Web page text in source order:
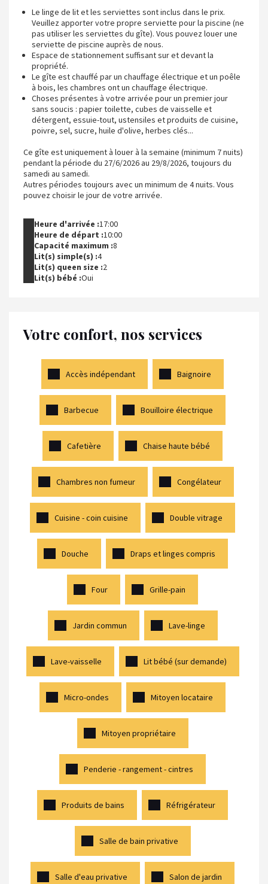
Le linge de lit et les serviettes sont inclus dans le prix.
Veuillez apporter votre propre serviette pour la piscine (ne
pas utiliser les serviettes du gîte). Vous pouvez louer une
serviette de piscine auprès de nous.
Espace de stationnement suffisant sur et devant la
propriété.
Le gîte est chauffé par un chauffage électrique et un poêle
à bois, les chambres ont un chauffage électrique.
Choses présentes à votre arrivée pour un premier jour
sans soucis : papier toilette, cubes de vaisselle et
détergent, essuie-tout, ustensiles et produits de cuisine,
poivre, sel, sucre, huile d'olive, herbes clés...
Ce gîte est uniquement à louer à la semaine (minimum 7 nuits)
pendant la période du 27/6/2026 au 29/8/2026, toujours du
samedi au samedi.
Autres périodes toujours avec un minimum de 4 nuits. Vous
pouvez choisir le jour de votre arrivée.
Heure d'arrivée :17:00
Heure de départ :10:00
Capacité maximum :8
Lit(s) simple(s) :4
Lit(s) queen size :2
Lit(s) bébé :Oui
Votre confort, nos services
Accès indépendant Baignoire
Barbecue Bouilloire électrique
Cafetière Chaise haute bébé
Chambres non fumeur Congélateur
Cuisine - coin cuisine Double vitrage
Douche Draps et linges compris
Four Grille-pain
Jardin commun Lave-linge
Lave-vaisselle Lit bébé (sur demande)
Micro-ondes Mitoyen locataire
Mitoyen propriétaire
Penderie - rangement - cintres
Produits de bains Réfrigérateur
Salle de bain privative
Salle d'eau privative Salon de jardin